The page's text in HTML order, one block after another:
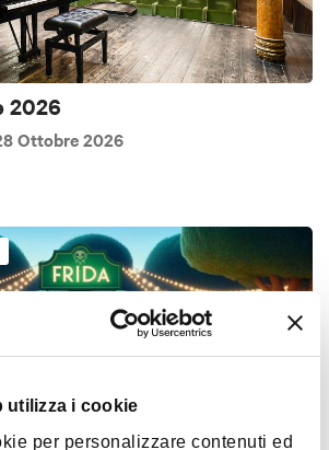
utilizza i cookie
per personalizzare contenuti ed
2026
Ottobre 2026